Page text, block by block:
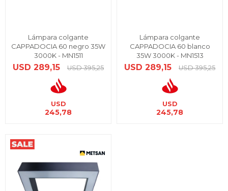
Lámpara colgante
CAPPADOCIA 60 negro 35W
3000K - MN1511
USD 289,15 USD 395,25
USD
245,78
Lámpara colgante
CAPPADOCIA 60 blanco
35W 3000K - MN1513
USD 289,15 USD 395,25
USD
245,78